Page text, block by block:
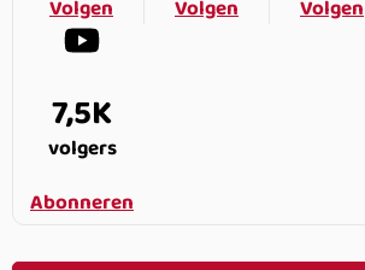
Volgen
Volgen
Volgen
7,5K
volgers
Abonneren